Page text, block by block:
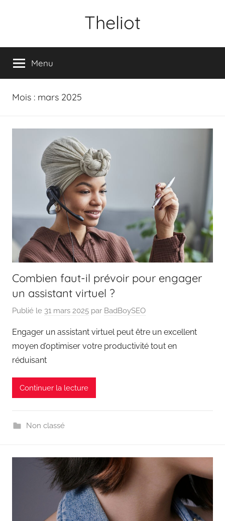
Theliot
Menu
Mois : mars 2025
Combien faut-il prévoir pour engager
un assistant virtuel ?
Publié le 31 mars 2025 par BadBoySEO
Engager un assistant virtuel peut être un excellent
moyen d’optimiser votre productivité tout en
réduisant
Continuer la lecture
Non classé